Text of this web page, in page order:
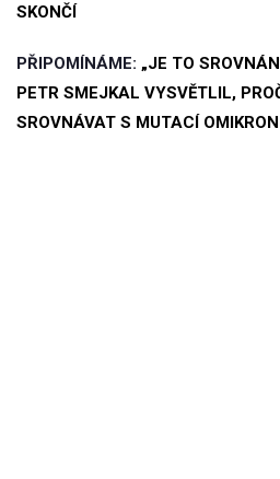
SKONČÍ
PŘIPOMÍNÁME: „JE TO
PETR SMEJKAL VYSVĚTLIL,
SROVNÁVAT S MUTACÍ OMIKRON